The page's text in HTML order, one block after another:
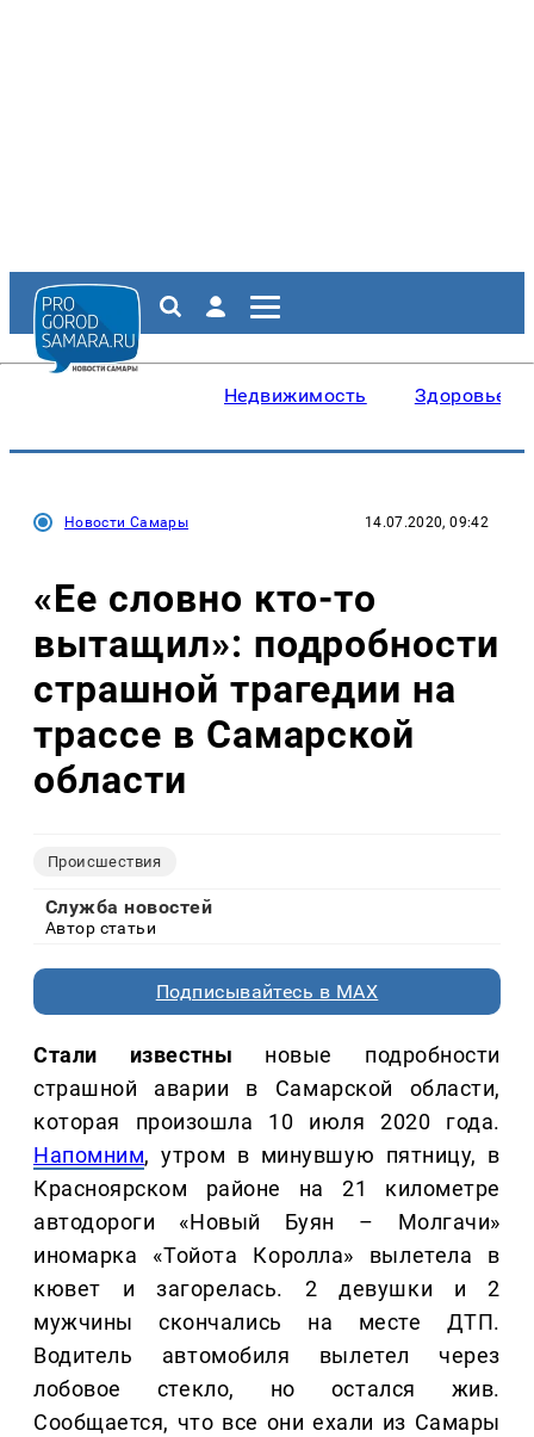
Недвижимость Здоровье
Новости Самары 14.07.2020, 09:42
«Ее словно кто-то
вытащил»: подробности
страшной трагедии на
трассе в Самарской
области
Происшествия
Служба новостей
Автор статьи
Подписывайтесь в MAX
Стали известны новые подробности
страшной аварии в Самарской области,
которая произошла 10 июля 2020 года.
Напомним, утром в минувшую пятницу, в
Красноярском районе на 21 километре
автодороги «Новый Буян – Молгачи»
иномарка «Тойота Королла» вылетела в
кювет и загорелась. 2 девушки и 2
мужчины скончались на месте ДТП.
Водитель автомобиля вылетел через
лобовое стекло, но остался жив.
Сообщается, что все они ехали из Самары